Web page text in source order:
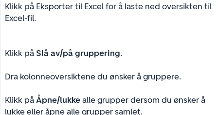
Klikk på Eksporter til Excel for å laste ned oversikten til
Excel-fil.
Klikk på Slå av/på gruppering.
Dra kolonneoversiktene du ønsker å gruppere.
Klikk påÅpne/lukkealle grupper dersom du ønsker å
lukke eller åpne alle grupper samlet.